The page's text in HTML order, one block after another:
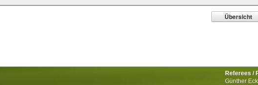
Übersicht
Referees /
Günther